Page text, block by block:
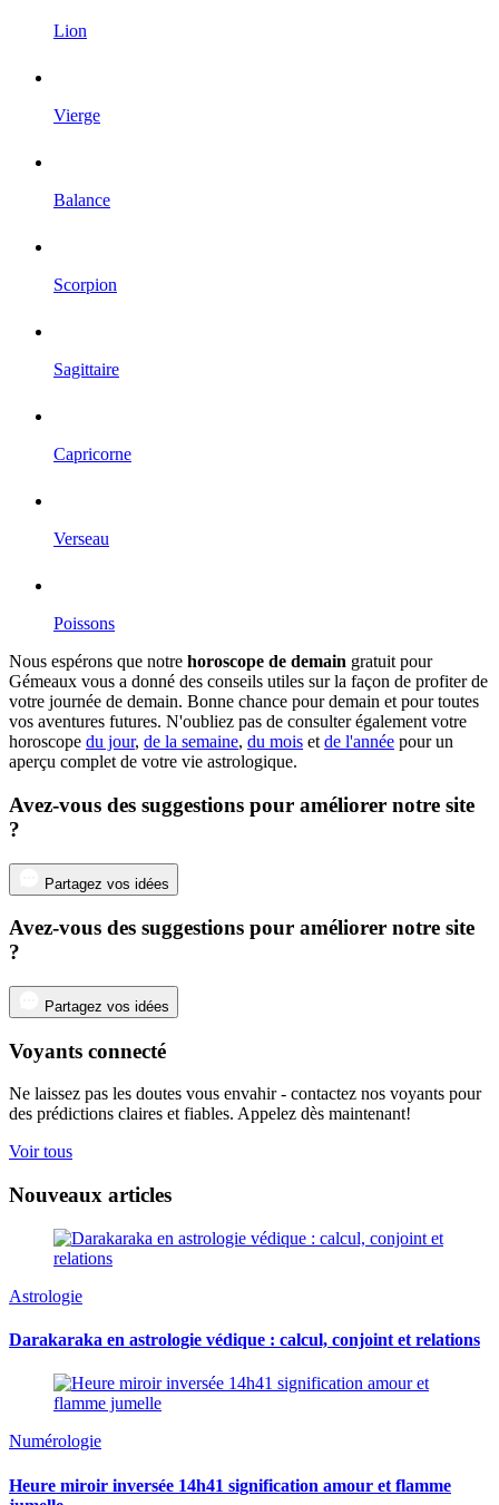
Lion
Vierge
Balance
Scorpion
Sagittaire
Capricorne
Verseau
Poissons
Nous espérons que notre horoscope de demain gratuit pour
Gémeaux vous a donné des conseils utiles sur la façon de profiter de
votre journée de demain. Bonne chance pour demain et pour toutes
vos aventures futures. N'oubliez pas de consulter également votre
horoscope du jour, de la semaine, du mois et de l'année pour un
aperçu complet de votre vie astrologique.
Avez-vous des suggestions pour améliorer notre site
?
Partagez vos idées
Avez-vous des suggestions pour améliorer notre site
?
Partagez vos idées
Voyants connecté
Ne laissez pas les doutes vous envahir - contactez nos voyants pour
des prédictions claires et fiables. Appelez dès maintenant!
Voir tous
Nouveaux articles
Astrologie
Darakaraka en astrologie védique : calcul, conjoint et relations
Numérologie
Heure miroir inversée 14h41 signification amour et flamme